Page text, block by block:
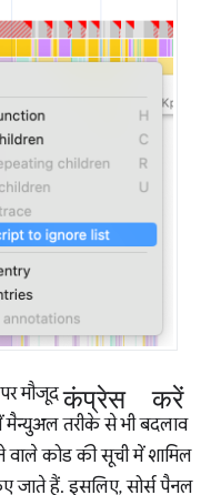
मौजूदकंप्रेस करें
तरीके से भी बदलाव
कोड की सूची में शामिल
जाते हैं. इसलिए, सोर्स पैनल